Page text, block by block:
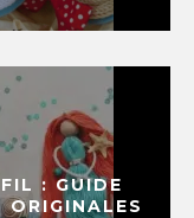
: GUIDE
ORIGINALES